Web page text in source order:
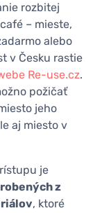
rozbitej
– mieste,
alebo
v Česku rastie
Re-use.cz.
požičať
jeho
aj miesto v
je
z
, ktoré